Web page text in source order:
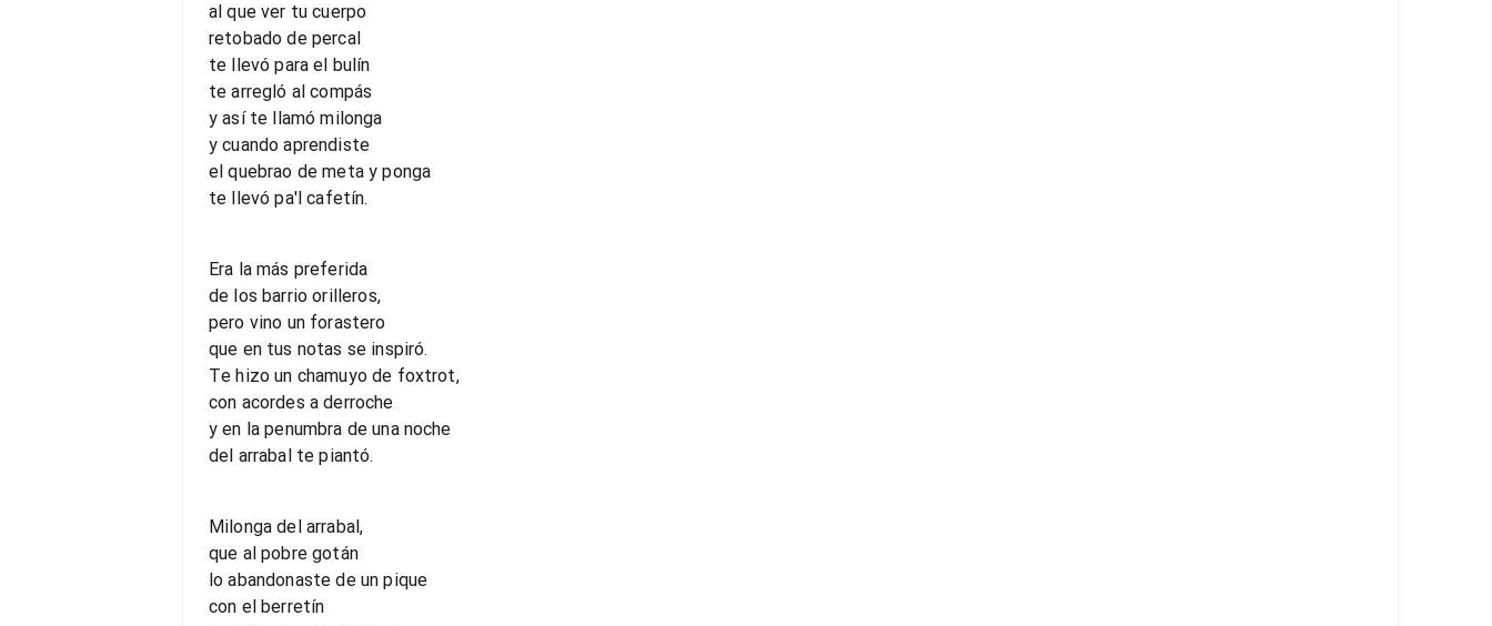
al que ver tu cuerpo
retobado de percal
te llevó para el bulín
te arregló al compás
y así te llamó milonga
y cuando aprendiste
el quebrao de meta y ponga
te llevó pa'l cafetín.
Era la más preferida
de los barrio orilleros,
pero vino un forastero
que en tus notas se inspiró.
Te hizo un chamuyo de foxtrot,
con acordes a derroche
y en la penumbra de una noche
del arrabal te piantó.
Milonga del arrabal,
que al pobre gotán
lo abandonaste de un pique
con el berretín